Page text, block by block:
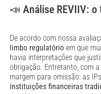
📣 Análise REVIIV:
De acordo com nossa
limbo regulatório em que
havia interpretações que
obrigação. Entretanto, com
margem para omissão: as
instituições financeiras